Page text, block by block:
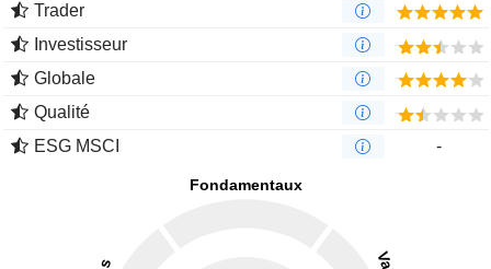
Trader
Investisseur
Globale
Qualité
ESG MSCI
-